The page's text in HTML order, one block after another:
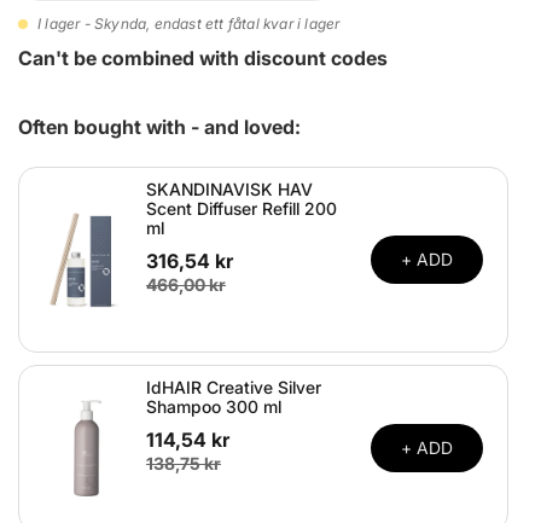
I lager - Skynda, endast ett fåtal kvar i lager
Can't be combined with discount codes
Often bought with - and loved:
SKANDINAVISK HAV
Scent Diffuser Refill 200
ml
316,54 kr
466,00 kr
+ ADD
IdHAIR Creative Silver
Shampoo 300 ml
114,54 kr
138,75 kr
+ ADD